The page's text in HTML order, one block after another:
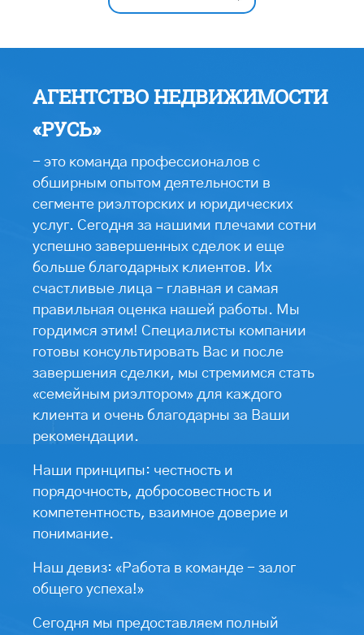
АГЕНТСТВО НЕДВИЖИМОСТИ
«РУСЬ»
- это команда профессионалов с
обширным опытом деятельности в
сегменте риэлторских и юридических
услуг. Сегодня за нашими плечами сотни
успешно завершенных сделок и еще
больше благодарных клиентов. Их
счастливые лица – главная и самая
правильная оценка нашей работы. Мы
гордимся этим! Специалисты компании
готовы консультировать Вас и после
завершения сделки, мы стремимся стать
«семейным риэлтором» для каждого
клиента и очень благодарны за Ваши
рекомендации.
Наши принципы: честность и
порядочность, добросовестность и
компетентность, взаимное доверие и
понимание.
Наш девиз: «Работа в команде - залог
общего успеха!»
Сегодня мы предоставляем полный